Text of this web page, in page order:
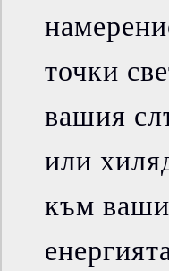
точки
вашия
или
към